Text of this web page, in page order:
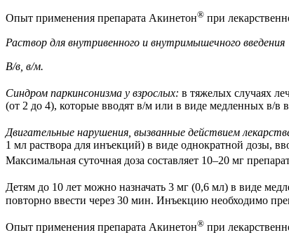
Опыт применения препарата Акинетон® при
Раствор для внутривенного и внутримышечного введения
В/в, в/м.
Синдром паркинсонизма у взрослых: в тяжелых случаях
(от 2 до 4), которые вводят в/м или в виде медленных в/в
Двигательные нарушения, вызванные действием
1 мл раствора для инъекций) в виде однократной дозы,
Максимальная суточная доза составляет 10–20 мг
Детям до 10 лет можно назначать 3 мг (0,6 мл) в виде
повторно ввести через 30 мин. Инъекцию необходимо
Опыт применения препарата Акинетон® при